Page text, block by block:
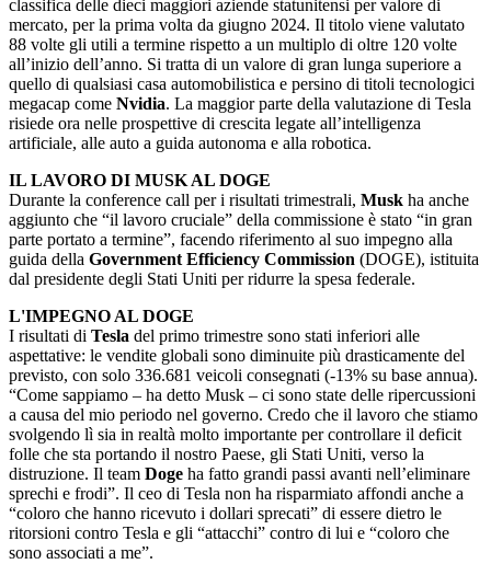
classifica delle dieci maggiori aziende statunitensi per valore di
mercato, per la prima volta da giugno 2024. Il titolo viene valutato
88 volte gli utili a termine rispetto a un multiplo di oltre 120 volte
all’inizio dell’anno. Si tratta di un valore di gran lunga superiore a
quello di qualsiasi casa automobilistica e persino di titoli tecnologici
megacap come Nvidia. La maggior parte della valutazione di Tesla
risiede ora nelle prospettive di crescita legate all’intelligenza
artificiale, alle auto a guida autonoma e alla robotica.
IL LAVORO DI MUSK AL DOGE
Durante la conference call per i risultati trimestrali, Musk ha anche
aggiunto che “il lavoro cruciale” della commissione è stato “in gran
parte portato a termine”, facendo riferimento al suo impegno alla
guida della Government Efficiency Commission (DOGE), istituita
dal presidente degli Stati Uniti per ridurre la spesa federale.
L'IMPEGNO AL DOGE
I risultati di Tesla del primo trimestre sono stati inferiori alle
aspettative: le vendite globali sono diminuite più drasticamente del
previsto, con solo 336.681 veicoli consegnati (-13% su base annua).
“Come sappiamo – ha detto Musk – ci sono state delle ripercussioni
a causa del mio periodo nel governo. Credo che il lavoro che stiamo
svolgendo lì sia in realtà molto importante per controllare il deficit
folle che sta portando il nostro Paese, gli Stati Uniti, verso la
distruzione. Il team Doge ha fatto grandi passi avanti nell’eliminare
sprechi e frodi”. Il ceo di Tesla non ha risparmiato affondi anche a
“coloro che hanno ricevuto i dollari sprecati” di essere dietro le
ritorsioni contro Tesla e gli “attacchi” contro di lui e “coloro che
sono associati a me”.